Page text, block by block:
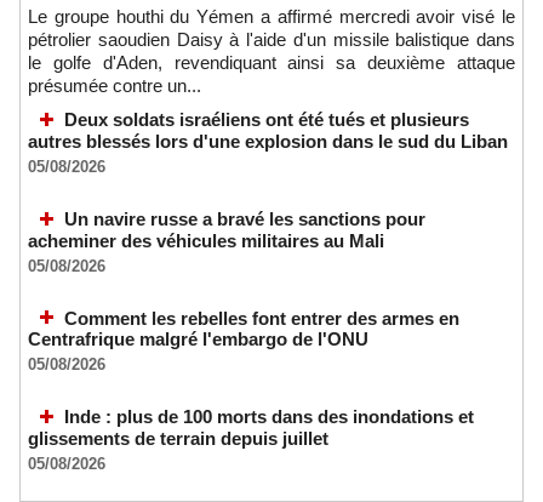
Le groupe houthi du Yémen a affirmé mercredi avoir visé le
pétrolier saoudien Daisy à l'aide d'un missile balistique dans
le golfe d'Aden, revendiquant ainsi sa deuxième attaque
présumée contre un...
Deux soldats israéliens ont été tués et plusieurs
autres blessés lors d'une explosion dans le sud du Liban
05/08/2026
Un navire russe a bravé les sanctions pour
acheminer des véhicules militaires au Mali
05/08/2026
Comment les rebelles font entrer des armes en
Centrafrique malgré l'embargo de l'ONU
05/08/2026
Inde : plus de 100 morts dans des inondations et
glissements de terrain depuis juillet
05/08/2026